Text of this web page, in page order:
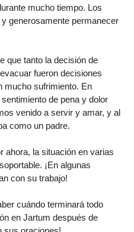
mucho tiempo. Los
generosamente permanecer
que tanto la decisión de
fueron decisiones
mucho sufrimiento. En
de pena y dolor
venido a servir y amar, y al
como un padre.
ahora, la situación en varias
¡En algunas
con su trabajo!
cuándo terminará todo
en Jartum después de